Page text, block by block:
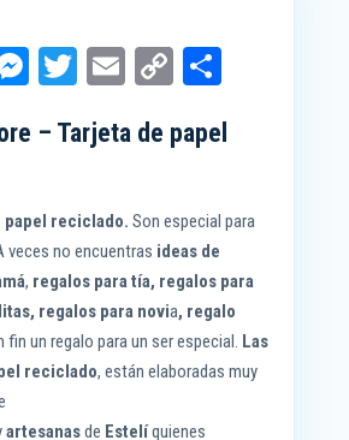
M
se
er
T
tt
E
ail
C
y
nk
C
m
rti
– Tarjeta de papel
papel reciclado. Son especial para
veces no encuentras ideas de
, regalos para tía, regalos para
regalos para novia, regalo
fin un regalo para un ser especial. Las
reciclado, están elaboradas muy
artesanasde Estelíquienes